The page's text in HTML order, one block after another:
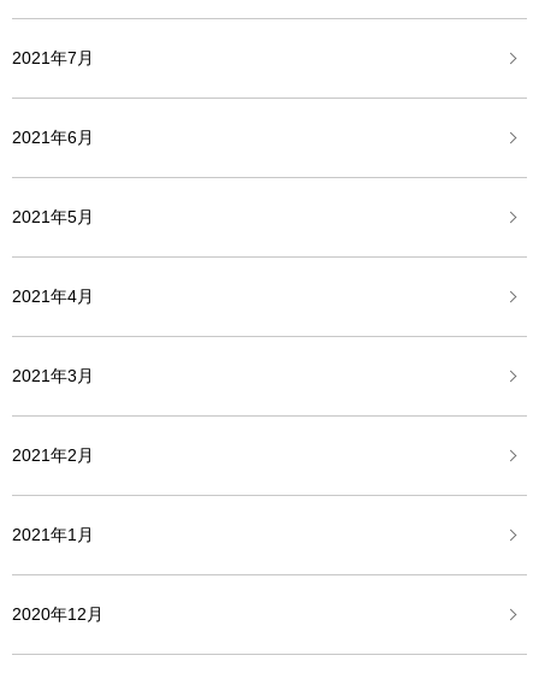
2021年7月
2021年6月
2021年5月
2021年4月
2021年3月
2021年2月
2021年1月
2020年12月